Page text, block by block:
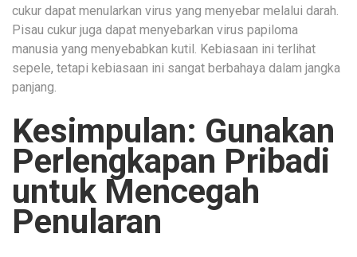
cukur dapat menularkan virus yang menyebar melalui darah.
Pisau cukur juga dapat menyebarkan virus papiloma
manusia yang menyebabkan kutil. Kebiasaan ini terlihat
sepele, tetapi kebiasaan ini sangat berbahaya dalam jangka
panjang.
Kesimpulan: Gunakan
Perlengkapan Pribadi
untuk Mencegah
Penularan